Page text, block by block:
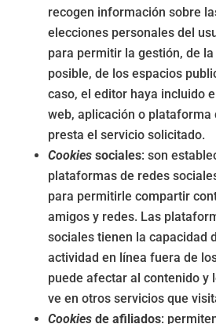
recogen información sobre
elecciones personales del
para permitir la gestión, de
posible, de los espacios
caso, el editor haya incluido
web, aplicación o plataforma
presta el servicio solicitado.
Cookies sociales: son
plataformas de redes
para permitirle compartir
amigos y redes. Las
sociales tienen la capacidad
actividad en línea fuera de
puede afectar al contenido y
ve en otros servicios que
Cookies de afiliados: